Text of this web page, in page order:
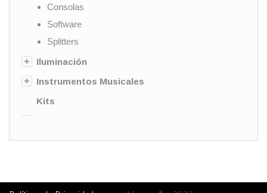
Consolas
Software
Splitters
Iluminación
Instrumentos Musicales
Kits
Pantallas de LED